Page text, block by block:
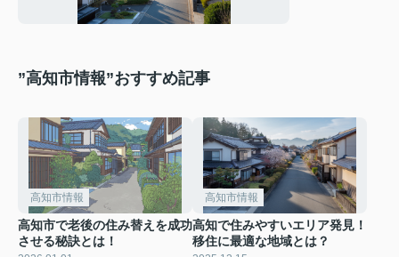
”高知市情報”おすすめ記事
高知市情報
高知市で老後の住み替えを成功
させる秘訣とは！
高知市情報
高知で住みやすいエリア発見！
移住に最適な地域とは？